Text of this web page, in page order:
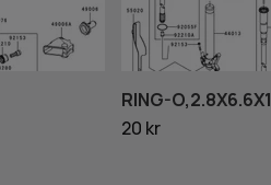
RING-
20 kr